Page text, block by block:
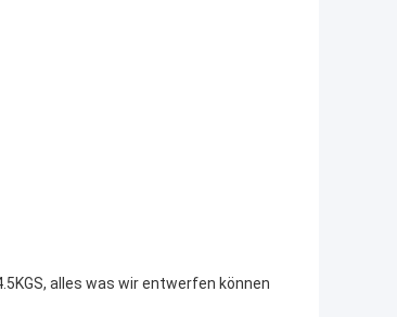
alles was wir entwerfen können